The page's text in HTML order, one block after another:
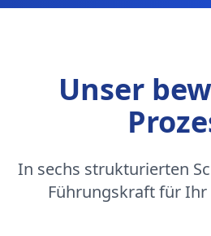
Unser
In sechs strukturierten
Führungskraft für